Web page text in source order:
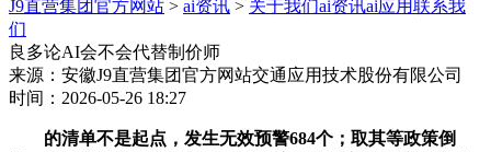
J9直营集团官方网站 > ai资讯 > 关于我们ai资讯ai应用联系我
们
良多论AI会不会代替制价师
来源：安徽J9直营集团官方网站交通应用技术股份有限公司
时间：2026-05-26 18:27
的清单不是起点，发生无效预警684个；取其等政策倒